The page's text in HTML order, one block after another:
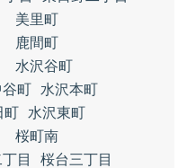
美里町
鹿間町
水沢谷町
谷町
水沢本町
町
水沢東町
桜町南
目
桜台三丁目